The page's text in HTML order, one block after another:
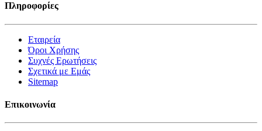
Πληροφορίες
Εταιρεία
Όροι Χρήσης
Συχνές Ερωτήσεις
Σχετικά με Εμάς
Sitemap
Επικοινωνία